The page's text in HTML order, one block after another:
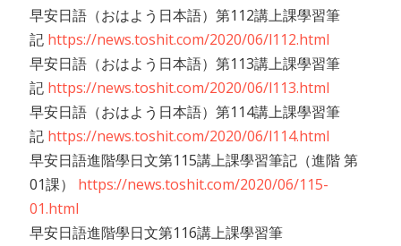
早安日語（おはよう日本語）第112講上課學習筆
記 https://news.toshit.com/2020/06/l112.html
早安日語（おはよう日本語）第113講上課學習筆
記 https://news.toshit.com/2020/06/l113.html
早安日語（おはよう日本語）第114講上課學習筆
記 https://news.toshit.com/2020/06/l114.html
早安日語進階學日文第115講上課學習筆記（進階 第
01課） https://news.toshit.com/2020/06/115-
01.html
早安日語進階學日文第116講上課學習筆